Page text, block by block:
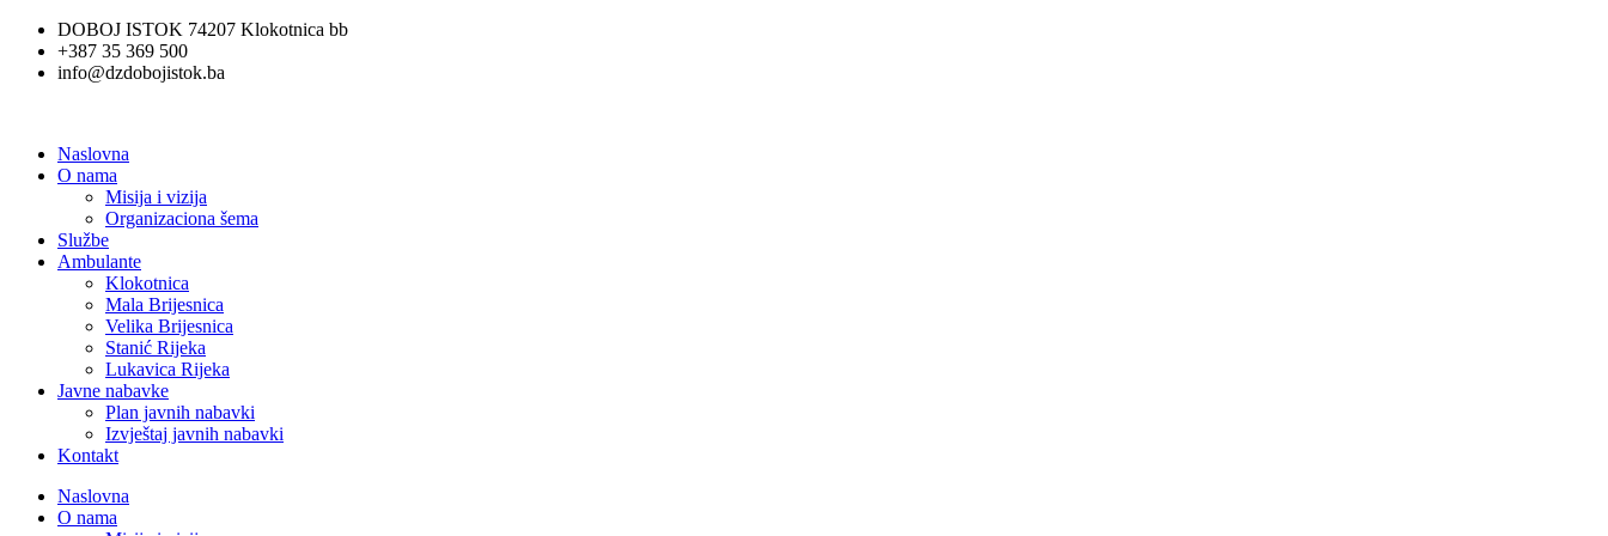
Skip
content
DOBOJ ISTOK 74207 Klokotnica bb
+387 35 369 500
info@dzdobojistok.ba
Naslovna
O nama
Misija i vizija
Organizaciona šema
Službe
Ambulante
Klokotnica
Mala Brijesnica
Velika Brijesnica
Stanić Rijeka
Lukavica Rijeka
Javne nabavke
Plan javnih nabavki
Izvještaj javnih nabavki
Kontakt
Naslovna
O nama